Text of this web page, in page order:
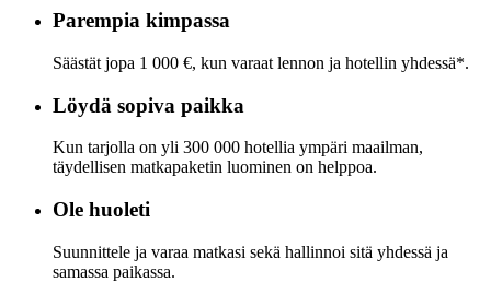
Parempia kimpassa
Säästät jopa 1 000 €, kun varaat lennon ja hotellin yhdessä*.
Löydä sopiva paikka
Kun tarjolla on yli 300 000 hotellia ympäri maailman,
täydellisen matkapaketin luominen on helppoa.
Ole huoleti
Suunnittele ja varaa matkasi sekä hallinnoi sitä yhdessä ja
samassa paikassa.